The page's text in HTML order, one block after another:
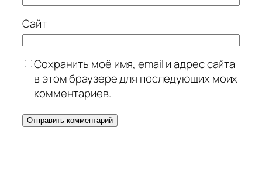
Сайт
Сохранить моё имя, email и адрес сайта
в этом браузере для последующих моих
комментариев.